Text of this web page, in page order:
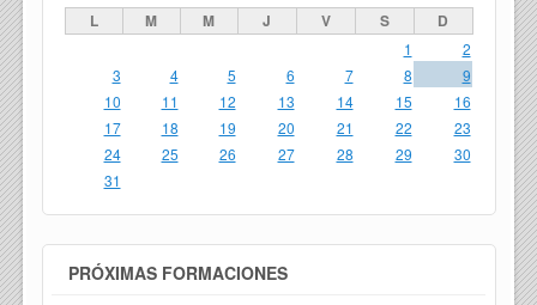
L M M J V S D
1
2
3
4 5 6 7 8
9
10
11 12 13 14 15
16
17
18 19 20 21 22
23
24
25 26 27 28 29
30
31
PRÓXIMAS FORMACIONES